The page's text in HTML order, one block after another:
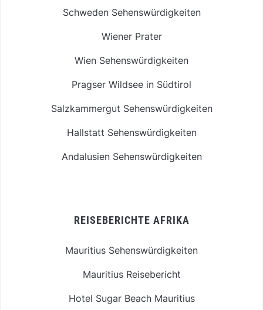
Schweden Sehenswürdigkeiten
Wiener Prater
Wien Sehenswürdigkeiten
Pragser Wildsee in Südtirol
Salzkammergut Sehenswürdigkeiten
Hallstatt Sehenswürdigkeiten
Andalusien Sehenswürdigkeiten
REISEBERICHTE AFRIKA
Mauritius Sehenswürdigkeiten
Mauritius Reisebericht
Hotel Sugar Beach Mauritius